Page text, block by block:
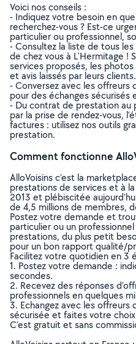
Voici nos conseils :
- Indiquez votre besoin en
recherchez-vous ? Est-ce
particulier ou professionnel,
- Consultez la liste de tous
de chez vous à L'Hermitage !
services proposés, les
et avis laissés par leurs clients.
- Conversez avec les offreurs
pour des échanges sécurisés
- Du contrat de prestation au
par la prise de rendez-vous,
factures : utilisez nos outils
prestation.
Comment fonctionne
AlloVoisins c’est la
prestations de services et à
2013 et plébiscitée
de 4,5 millions de membres,
Postez votre demande et
particulier ou un
prestations, du plus petit
pour un bon rapport qualité/
Facilitez votre quotidien en 3
1. Postez votre demande :
secondes.
2. Recevez des réponses
professionnels en quelques
3. Echangez avec les
sécurisée et faites votre
C’est gratuit et sans